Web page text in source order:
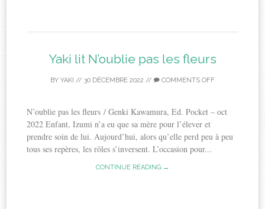
Yaki lit N’oublie pas les fleurs
BY YAKI // 30 DÉCEMBRE 2022 // COMMENTS OFF
N’oublie pas les fleurs / Genki Kawamura, Ed. Pocket – oct
2022 Enfant, Izumi n’a eu que sa mère pour l’élever et
prendre soin de lui. Aujourd’hui, alors qu’elle perd peu à peu
tous ses repères, les rôles s’inversent. L’occasion pour...
CONTINUE READING →